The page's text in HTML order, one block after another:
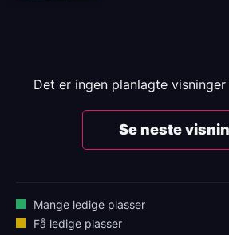
Det er ingen planlagte
Se neste
Mange ledige plasser
Få ledige plasser